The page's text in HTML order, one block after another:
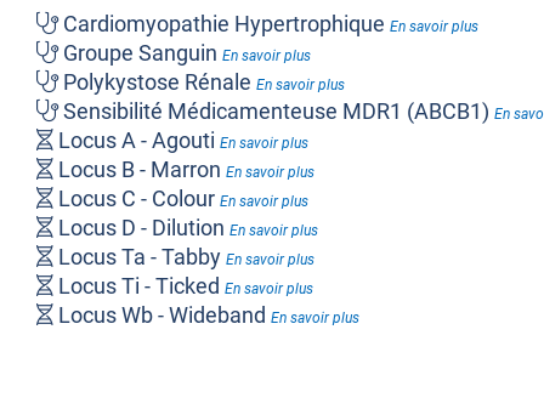
Cardiomyopathie Hypertrophique En savoir plus
Groupe Sanguin En savoir plus
Polykystose Rénale En savoir plus
Sensibilité Médicamenteuse MDR1 (ABCB1) En
Locus A - Agouti En savoir plus
Locus B - Marron En savoir plus
Locus C - Colour En savoir plus
Locus D - Dilution En savoir plus
Locus Ta - Tabby En savoir plus
Locus Ti - Ticked En savoir plus
Locus Wb - Wideband En savoir plus